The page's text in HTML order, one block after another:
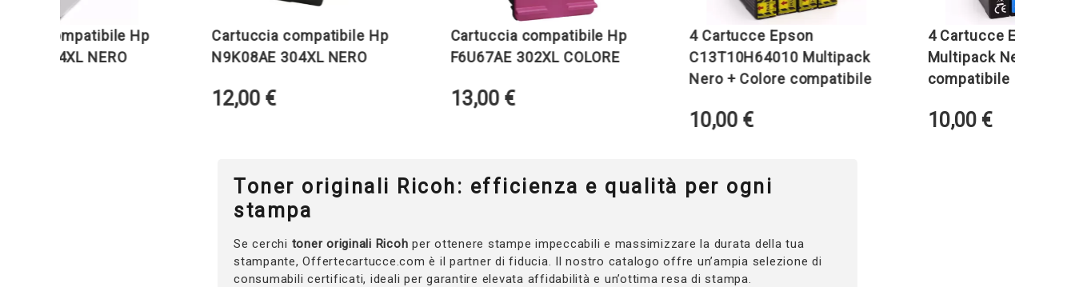
compatibile Hp
364XL NERO
Cartuccia compatibile Hp
N9K08AE 304XL NERO
12,00€
Cartuccia compatibile Hp
F6U67AE 302XL COLORE
13,00€
4 Cartucce Epson
C13T10H64010 Multipack
Nero + Colore compatibile
10,00€
4 Cartucce Epson
Multipack Nero + Colore
compatibile
10,00€
Toner originali Ricoh: efficienza e qualità per ogni
stampa
Se cerchi toner originali Ricoh per ottenere stampe impeccabili e massimizzare la durata della tua
stampante, Offertecartucce.com è il partner di fiducia. Il nostro catalogo offre un’ampia selezione di
consumabili certificati, ideali per garantire elevata affidabilità e un’ottima resa di stampa.